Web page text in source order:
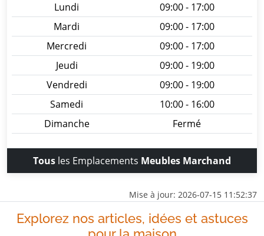
Lundi
09:00 - 17:00
Mardi
09:00 - 17:00
Mercredi
09:00 - 17:00
Jeudi
09:00 - 19:00
Vendredi
09:00 - 19:00
Samedi
10:00 - 16:00
Dimanche
Fermé
Tous les Emplacements Meubles Marchand
Mise à jour: 2026-07-15 11:52:37
Explorez nos articles, idées et astuces